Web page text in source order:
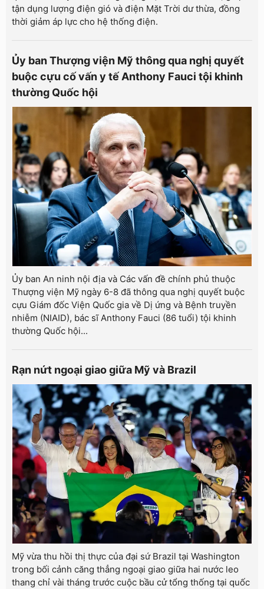
tận dụng lượng điện gió và điện Mặt Trời dư thừa, đồng
thời giảm áp lực cho hệ thống điện.
Ủy ban Thượng viện Mỹ thông qua nghị quyết
buộc cựu cố vấn y tế Anthony Fauci tội khinh
thường Quốc hội
Ủy ban An ninh nội địa và Các vấn đề chính phủ thuộc
Thượng viện Mỹ ngày 6-8 đã thông qua nghị quyết buộc
cựu Giám đốc Viện Quốc gia về Dị ứng và Bệnh truyền
nhiễm (NIAID), bác sĩ Anthony Fauci (86 tuổi) tội khinh
thường Quốc hội...
Rạn nứt ngoại giao giữa Mỹ và Brazil
Mỹ vừa thu hồi thị thực của đại sứ Brazil tại Washington
trong bối cảnh căng thẳng ngoại giao giữa hai nước leo
thang chỉ vài tháng trước cuộc bầu cử tổng thống tại quốc